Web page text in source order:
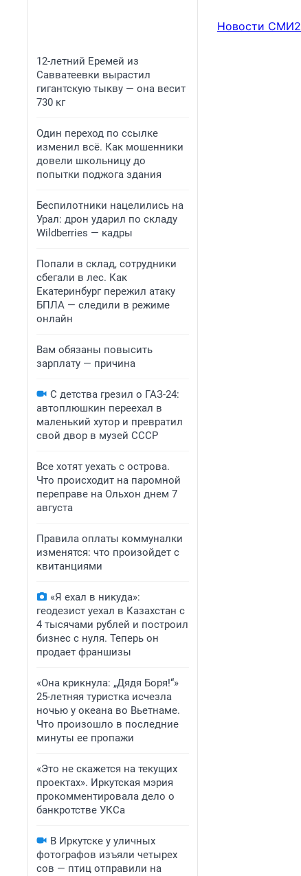
12-летний Еремей из
Савватеевки вырастил
гигантскую тыкву — она весит
730 кг
Один переход по ссылке
изменил всё. Как мошенники
довели школьницу до
попытки поджога здания
Беспилотники нацелились на
Урал: дрон ударил по складу
Wildberries — кадры
Попали в склад, сотрудники
сбегали в лес. Как
Екатеринбург пережил атаку
БПЛА — следили в режиме
онлайн
Вам обязаны повысить
зарплату — причина
С детства грезил о ГАЗ-24:
автоплюшкин переехал в
маленький хутор и превратил
свой двор в музей СССР
Все хотят уехать с острова.
Что происходит на паромной
переправе на Ольхон днем 7
августа
Правила оплаты коммуналки
изменятся: что произойдет с
квитанциями
«Я ехал в никуда»:
геодезист уехал в Казахстан с
4 тысячами рублей и построил
бизнес с нуля. Теперь он
продает франшизы
«Она крикнула: „Дядя Боря!“»
25-летняя туристка исчезла
ночью у океана во Вьетнаме.
Что произошло в последние
минуты ее пропажи
«Это не скажется на текущих
проектах». Иркутская мэрия
прокомментировала дело о
банкротстве УКСа
В Иркутске у уличных
фотографов изъяли четырех
сов — птиц отправили на
Новости СМИ2